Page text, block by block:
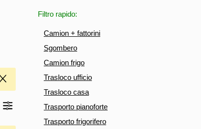
Filtro rapido:
Camion + fattorini
Sgombero
Camion frigo
Trasloco ufficio
Trasloco casa
Trasporto pianoforte
Trasporto frigorifero